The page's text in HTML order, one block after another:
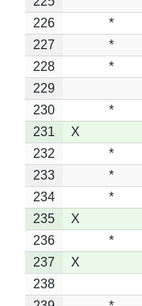
226
*
227
*
228
*
229
230
*
231
X
232
*
233
*
234
*
235
X
236
*
237
X
238